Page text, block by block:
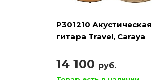
P301210 Акустическая
гитара Travel, Caraya
14 100 руб.